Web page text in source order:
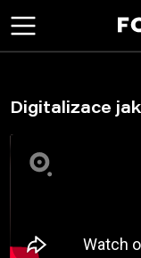
Digitalizace